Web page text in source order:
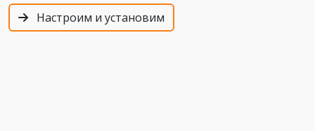
Настроим и установим